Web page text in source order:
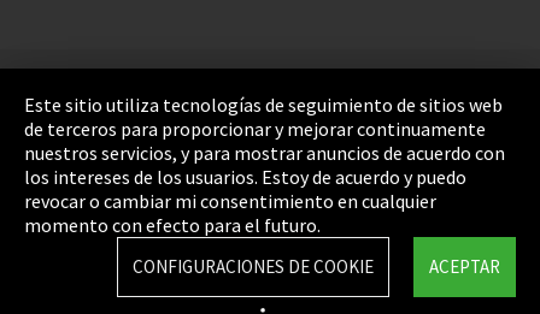
Pie de imprenta
Política de privacidad
Cookie Settings
Términos y Condiciones
Mapa del sitio
Integrity Line
Este sitio utiliza tecnologías de seguimiento de sitios web
de terceros para proporcionar y mejorar continuamente
nuestros servicios, y para mostrar anuncios de acuerdo con
los intereses de los usuarios. Estoy de acuerdo y puedo
revocar o cambiar mi consentimiento en cualquier
momento con efecto para el futuro.
ACEPTAR
CONFIGURACIONES DE COOKIE